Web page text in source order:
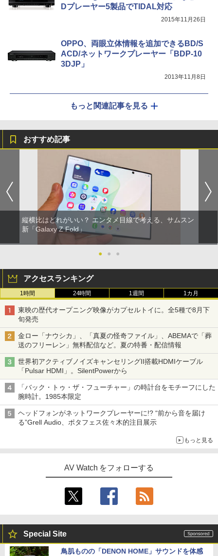
Dプレーヤー5製品でTIDAL対応
2015年11月26日
OPPO、両眼立体情報を追加できるBD/S
ACD/ネットワークプレーヤー「BDP-10
3DJP」
2013年11月8日
もっと関連記事を見る
おすすめ記事
縦横比はどれがいい？ エンタメ目線で考える、サムスン
新「Galaxy Z Fold」
● ● ●
アクセスランキング
1時間 24時間 1週間 1カ月
東映の歴代オープニング映像がカプセルトイに。全5種で8月下
旬発売
金ロー「ナウシカ」、「真夏の怪奇ファイル」、ABEMAで「葬
送のフリーレン」無料配信など。夏の特番・配信情報
世界初アクティブノイズキャンセリングII搭載HDMIケーブル
「Pulsar HDMI」。SilentPowerから
「バック・トゥ・ザ・フューチャー」の時計台をモチーフにした
腕時計。1985本限定
ヘッドフォンがネットワークプレーヤーに!? “前から音を届け
る”Grell Audio、ポタフェス佐々木的注目展示
もっと見る
AV Watch をフォローする
Special Site
鳥肌ものの「DENON HOME」サウンドを体感